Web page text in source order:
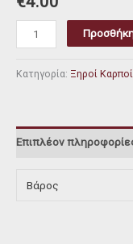
Κατηγορία: Ξηροί
Επιπλέον
Βάρος